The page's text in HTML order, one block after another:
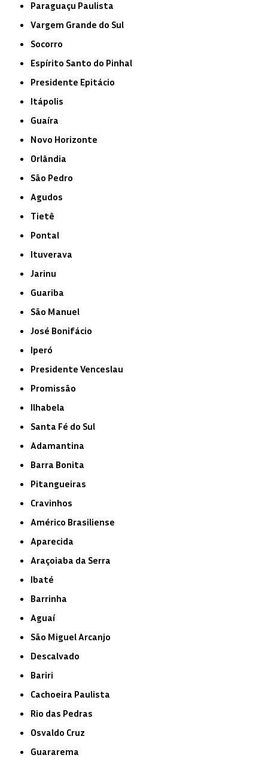
Paraguaçu Paulista
Vargem Grande do Sul
Socorro
Espírito Santo do Pinhal
Presidente Epitácio
Itápolis
Guaíra
Novo Horizonte
Orlândia
São Pedro
Agudos
Tietê
Pontal
Ituverava
Jarinu
Guariba
São Manuel
José Bonifácio
Iperó
Presidente Venceslau
Promissão
Ilhabela
Santa Fé do Sul
Adamantina
Barra Bonita
Pitangueiras
Cravinhos
Américo Brasiliense
Aparecida
Araçoiaba da Serra
Ibaté
Barrinha
Aguaí
São Miguel Arcanjo
Descalvado
Bariri
Cachoeira Paulista
Rio das Pedras
Osvaldo Cruz
Guararema